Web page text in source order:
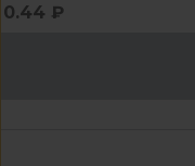
0.44 ₽